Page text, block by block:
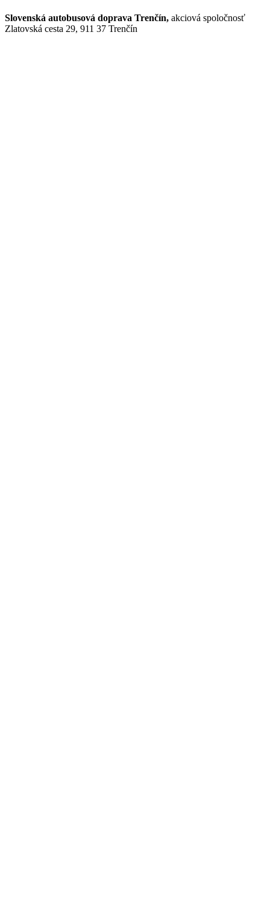
Slovenská autobusová doprava Trenčín, akciová spoločnosť
Zlatovská cesta 29, 911 37 Trenčín